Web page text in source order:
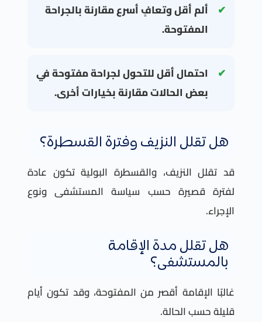
ألم أقل وتعافٍ أسرع مقارنة بالجراحة
المفتوحة.
احتمال أقل للتحول لجراحة مفتوحة في
بعض الحالات مقارنة بخيارات أخرى.
هل تقلل النزيف وفترة القسطرة؟
قد تقلل النزيف، والقسطرة البولية تكون عادة
لفترة قصيرة حسب سياسة المستشفى ونوع
الإجراء.
هل تقلل مدة الإقامة
بالمستشفى؟
غالبًا الإقامة أقصر من المفتوحة، وقد تكون أيام
قليلة حسب الحالة.